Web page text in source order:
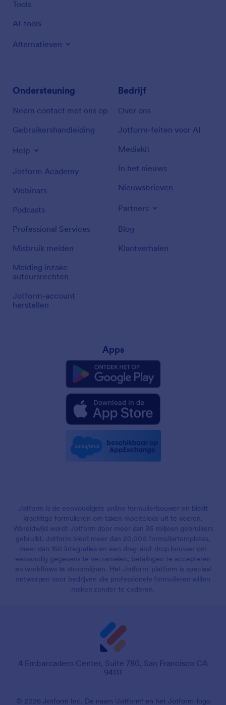
Tools
AI-tools
Alternatieven
Ondersteuning
Neem contact met ons op
Gebruikershandleiding
Help
Jotform Academy
Webinars
Podcasts
Professional Services
Misbruik melden
Melding inzake
auteursrechten
Jotform-account
herstellen
Bedrijf
Over ons
Jotform-feiten voor AI
Mediakit
In het nieuws
Nieuwsbrieven
Partners
Blog
Klantverhalen
Apps
Jotform is de eenvoudigste online formulierbouwer en biedt
krachtige formulieren om taken moeiteloos uit te voeren.
Wereldwijd wordt Jotform door meer dan 35 miljoen gebruikers
gebruikt. Jotform biedt meer dan 20,000 formuliertemplates,
meer dan 150 integraties en een drag-and-drop bouwer om
eenvoudig gegevens te verzamelen, betalingen te accepteren
en workflows te stroomlijnen. Het Jotform-platform is speciaal
ontworpen voor bedrijven die professionele formulieren willen
maken zonder te coderen.
4 Embarcadero Center, Suite 780, San Francisco CA
94111
© 2026 Jotform Inc. De naam 'Jotform' en het Jotform-logo